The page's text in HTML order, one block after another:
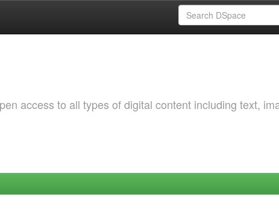
access to all types of digital content including text,